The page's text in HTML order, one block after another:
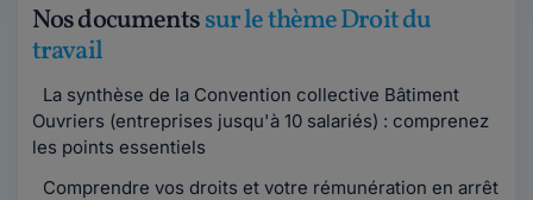
Nos documentssur le thème Droit du
travail
La synthèse de la Convention collective Bâtiment
Ouvriers (entreprises jusqu'à 10 salariés) : comprenez
les points essentiels
Comprendre vos droits et votre rémunération en arrêt